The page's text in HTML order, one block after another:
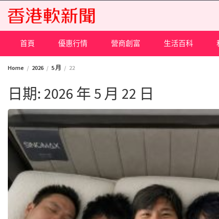
content
首頁 優惠行情 營商創富 生活百科
Home 2026 5 月 22
日期: 2026 年 5 月 22 日